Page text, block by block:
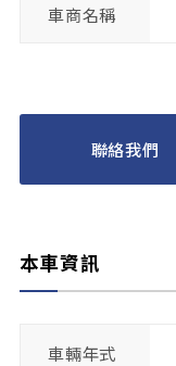
車商名稱
聯絡我們
本車資訊
車輛年式